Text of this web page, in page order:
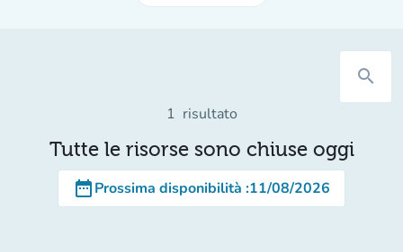
search
1 risultato
Tutte le risorse sono chiuse oggi
date_rangeProssima disponibilità :11/08/2026